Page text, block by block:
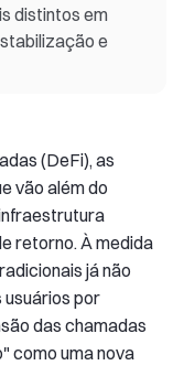
distintos em
e
(DeFi), as
vão além do
retorno. À medida
já não
por
das chamadas
como uma nova